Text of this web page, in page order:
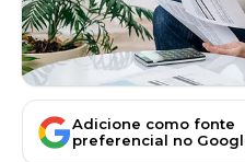
Adicione como fonte
preferencial no